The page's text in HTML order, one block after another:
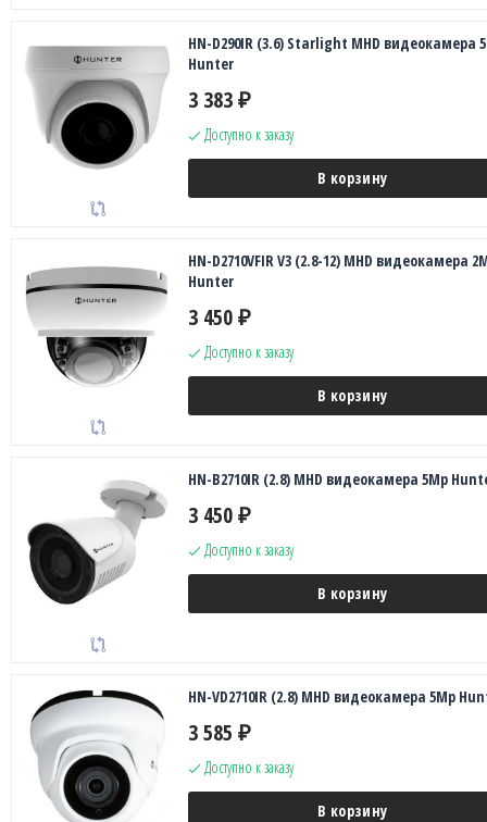
HN-D290IR (3.6) Starlight MHD видеокамера
Hunter
3 383 ₽
Доступно к заказу
В корзину
HN-D2710VFIR V3 (2.8-12) MHD видеокамера
Hunter
3 450 ₽
Доступно к заказу
В корзину
HN-B2710IR (2.8) MHD видеокамера 5Mp
3 450 ₽
Доступно к заказу
В корзину
HN-VD2710IR (2.8) MHD видеокамера 5Mp
3 585 ₽
Доступно к заказу
В корзину